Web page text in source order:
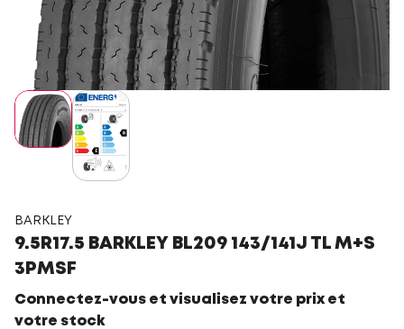
BARKLEY
9.5R17.5 BARKLEY BL209 143/141J TL M+S
3PMSF
Connectez-vous et visualisez votre prix et
votre stock